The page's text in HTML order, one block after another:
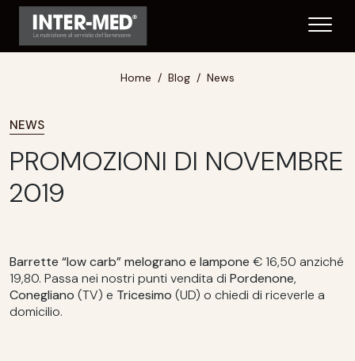
Home Blog News
NEWS
PROMOZIONI DI NOVEMBRE
2019
Barrette “low carb” melograno e lampone € 16,50 anziché
19,80. Passa nei nostri punti vendita di Pordenone,
Conegliano (TV) e Tricesimo (UD) o chiedi di riceverle a
domicilio.